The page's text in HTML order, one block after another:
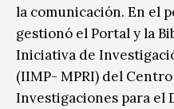
la comunicación. En el
gestionó el Portal y la
Iniciativa de
(IIMP- MPRI) del
Investigaciones para el